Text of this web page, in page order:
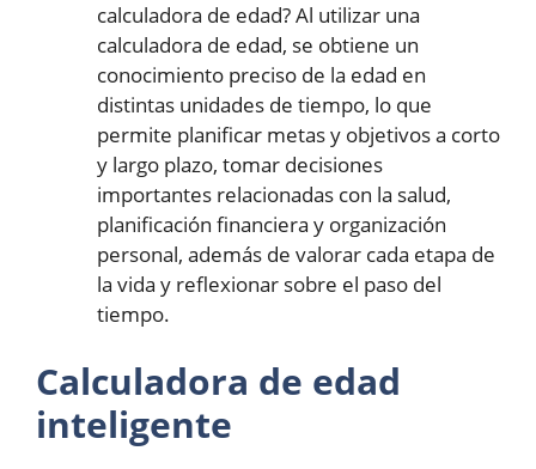
calculadora de edad? Al utilizar una
calculadora de edad, se obtiene un
conocimiento preciso de la edad en
distintas unidades de tiempo, lo que
permite planificar metas y objetivos a corto
y largo plazo, tomar decisiones
importantes relacionadas con la salud,
planificación financiera y organización
personal, además de valorar cada etapa de
la vida y reflexionar sobre el paso del
tiempo.
Calculadora de edad
inteligente